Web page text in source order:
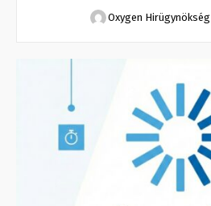
Oxygen Hirügynökség